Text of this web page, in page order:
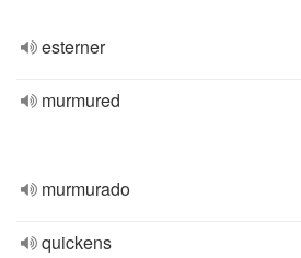
esterner
murmured
murmurado
quickens